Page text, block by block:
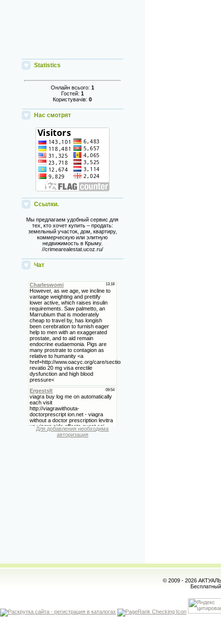
Statistics
Онлайн всього: 1
Гостей: 1
Користувачів:0
Нас смотрят
Ссылки.
Мы предлагаем удобный сервис для
тех, кто хочет купить – продать:
земельный участок, дом, квартиру,
коммерческую или элитную
недвижимость в Крыму.
//crimearealestat.ucoz.ru/
Чат
Для добавления необходима
авторизация
© 2009 - 2026